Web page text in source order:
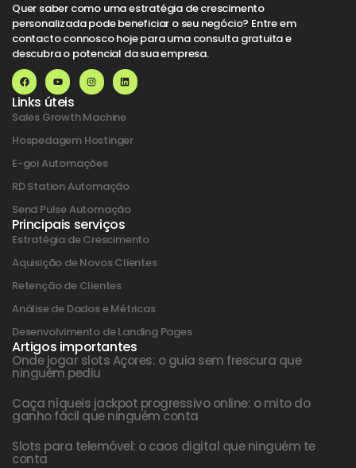
Quer saber como uma estratégia de crescimento
personalizada pode beneficiar o seu negócio? Entre em
contacto connosco hoje para uma consulta gratuita e
descubra o potencial da sua empresa.
Links úteis
Sales Growth Machine
Hospedagem Hostinger
E-goi Automações
RD Station Automação
Send Pulse Automação
Principais serviços
Estratégia de Crescimento
Aquisição de Novos Clientes
Retenção de Clientes
Análise de Dados e Métricas
Desenvolvimento de Landing Pages
Artigos importantes
Onde jogar slots Açores: o guia sem frescura que
ninguém pediu
Caça níqueis jackpot progressivo online: o mito do
ganho fácil que ninguém conta
Slots para telemóvel: o caos digital que ninguém te
conta